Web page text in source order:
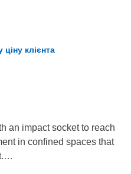
клієнта
an impact socket to reach
in confined spaces that